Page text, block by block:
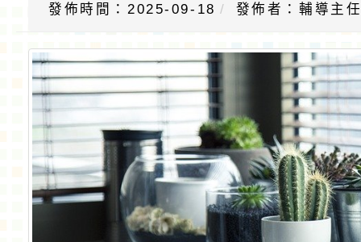
發佈時間：2025-09-18 發佈者：輔導主